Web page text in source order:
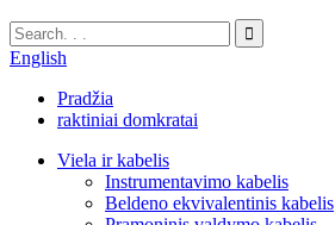
English
Pradžia
raktiniai domkratai
Viela ir kabelis
Instrumentavimo kabelis
Beldeno ekvivalentinis kabelis